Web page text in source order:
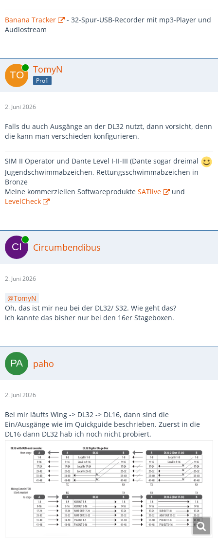
Banana Tracker
- 32-Spur-USB-Recorder mit mp3-Player und
Audiostream
Online TomyN
Profi
2. Juni 2026
Falls du auch Ausgänge an der DL32 nutzt, dann vorsicht, denn
die kann man verschieden konfigurieren.
SIM II Operator und Dante Level I-II-III (Dante sogar dreimal
Jugendschwimmabzeichen, Rettungsschwimmabzeichen in
Bronze
Meine kommerziellen Softwareprodukte SATlive
und
LevelCheck
Online
Circumbendibus
2. Juni 2026
TomyN
Oh, das ist mir neu bei der DL32/ S32. Wie geht das?
Ich kannte das bisher nur bei den 16er Stageboxen.
paho
2. Juni 2026
Bei mir läufts Wing -> DL32 -> DL16, dann sind die
Ein/Ausgänge wie im Quickguide beschrieben. Zuerst in die
DL16 dann DL32 hab ich noch nicht probiert.